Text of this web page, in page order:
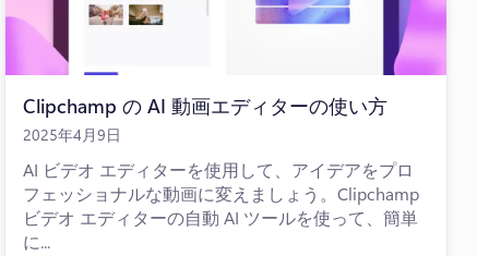
Clipchamp の AI 動画エディターの使い方
2025年4月9日
AI ビデオ エディターを使用して、アイデアをプロ
フェッショナルな動画に変えましょう。Clipchamp
ビデオ エディターの自動 AI ツールを使って、簡単
に...